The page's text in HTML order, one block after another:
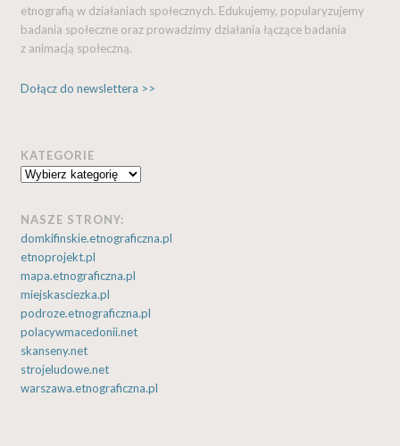
etnografią w działaniach społecznych. Edukujemy, popularyzujemy
badania społeczne oraz prowadzimy działania łączące badania
z animacją społeczną.
Dołącz do newslettera >>
KATEGORIE
Kategorie
NASZE STRONY:
domkifinskie.etnograficzna.pl
etnoprojekt.pl
mapa.etnograficzna.pl
miejskasciezka.pl
podroze.etnograficzna.pl
polacywmacedonii.net
skanseny.net
strojeludowe.net
warszawa.etnograficzna.pl